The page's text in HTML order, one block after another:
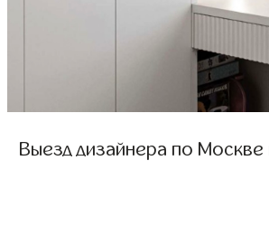
Выезд дизайнера по